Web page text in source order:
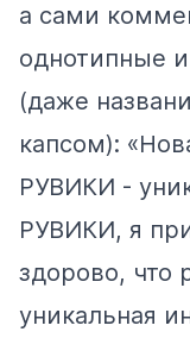
а сами
однотипные
(даже
капсом):
РУВИКИ -
РУВИКИ, я
здорово, что
уникальная